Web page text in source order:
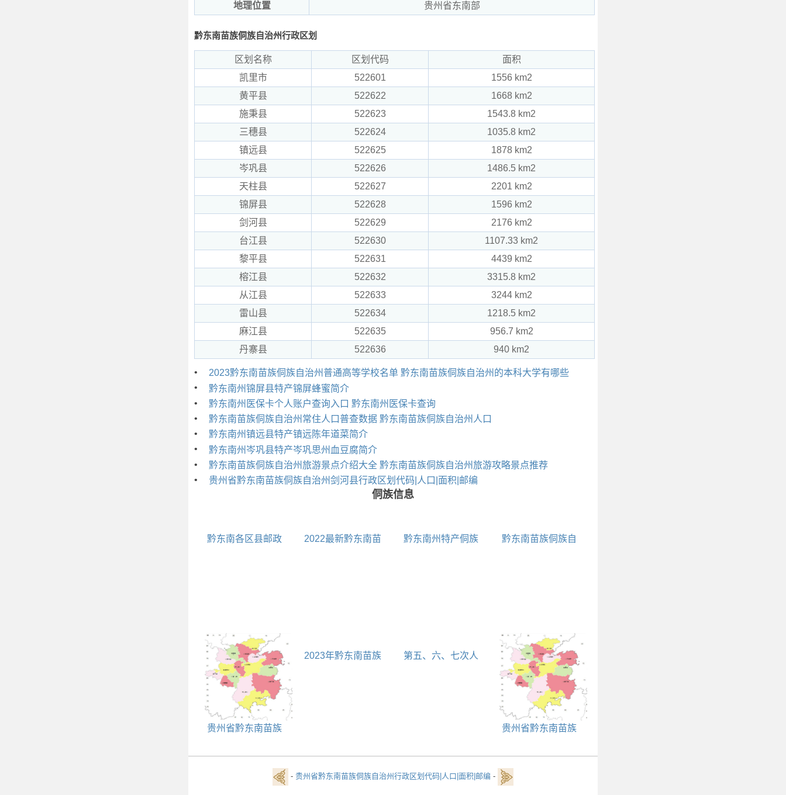
地理位置
贵州省东南部
黔东南苗族侗族自治州行政区划
区划名称 区划代码
面积
凯里市
522601
1556 km2
黄平县
522622
1668 km2
施秉县
522623
1543.8 km2
三穗县
522624
1035.8 km2
镇远县
522625
1878 km2
岑巩县
522626
1486.5 km2
天柱县
522627
2201 km2
锦屏县
522628
1596 km2
剑河县
522629
2176 km2
台江县
522630
1107.33 km2
黎平县
522631
4439 km2
榕江县
522632
3315.8 km2
从江县
522633
3244 km2
雷山县
522634
1218.5 km2
麻江县
522635
956.7 km2
丹寨县
522636 940 km2
•
2023黔东南苗族侗族自治州普通高等学校名单 黔东南苗族侗族自治州的本科大学有哪些
•
黔东南州锦屏县特产锦屏蜂蜜简介
•
黔东南州医保卡个人账户查询入口 黔东南州医保卡查询
•
黔东南苗族侗族自治州常住人口普查数据 黔东南苗族侗族自治州人口
•
黔东南州镇远县特产镇远陈年道菜简介
•
黔东南州岑巩县特产岑巩思州血豆腐简介
•
黔东南苗族侗族自治州旅游景点介绍大全 黔东南苗族侗族自治州旅游攻略景点推荐
•
贵州省黔东南苗族侗族自治州剑河县行政区划代码|人口|面积|邮编
侗族信息
黔东南各区县邮政
2022最新黔东南苗
黔东南州特产侗族
黔东南苗族侗族自
贵州省黔东南苗族
政区划代码|人口|面
2023年黔东南苗族
第五、六、七次人
贵州省黔东南苗族
政区划代码|人口|面
- 贵州省黔东南苗族侗族自治州行政区划代码|人口|面积|邮编 -